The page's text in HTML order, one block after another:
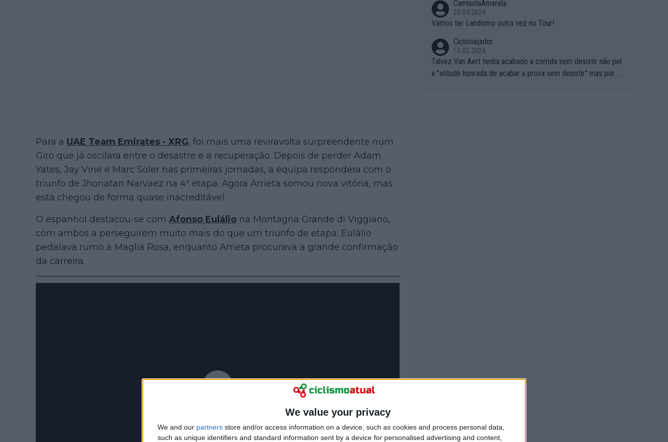
We value your privacy
We and our partners store and/or access information on a device, such as cookies and process personal data,
such as unique identifiers and standard information sent by a device for personalised advertising and content,
Para a UAE Team Emirates - XRG, foi mais uma reviravolta surpreendente num
Giro que já oscilara entre o desastre e a recuperação. Depois de perder Adam
Yates, Jay Vine e Marc Soler nas primeiras jornadas, a equipa respondera com o
triunfo de Jhonatan Narvaez na 4ª etapa. Agora Arrieta somou nova vitória, mas
esta chegou de forma quase inacreditável.
O espanhol destacou-se com Afonso Eulálio na Montagna Grande di Viggiano,
com ambos a perseguirem muito mais do que um triunfo de etapa. Eulálio
pedalava rumo à Maglia Rosa, enquanto Arrieta procurava a grande confirmação
da carreira.
CamisolaAmarela
23-04-2024
Vamos ter Landismo outra vez no Tour!
Cicloviajador
13-02-2024
Talvez Van Aert tenha acabado a corrida sem desistir não pel
a "atitude honrada de acabar a prova sem desistir" mas por ou